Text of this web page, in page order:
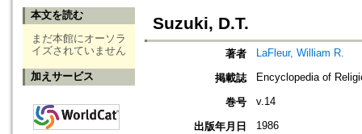
本文を読む
まだ本館にオーソラ
イズされていません
加えサービス
Suzuki, D.T.
著者 LaFleur, William R.
掲載誌 Encyclopedia of
巻号 v.14
出版年月日 1986